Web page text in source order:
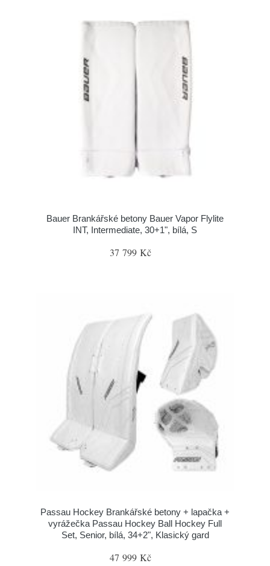
Bauer Brankářské betony Bauer Vapor Flylite
INT, Intermediate, 30+1", bílá, S
37 799 Kč
Passau Hockey Brankářské betony + lapačka +
vyrážečka Passau Hockey Ball Hockey Full
Set, Senior, bílá, 34+2", Klasický gard
47 999 Kč